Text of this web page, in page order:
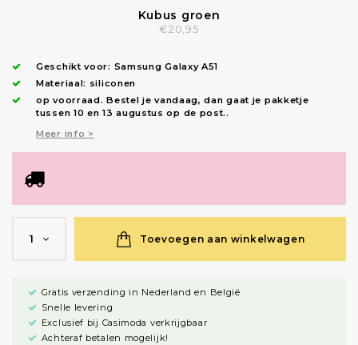
Kubus groen
€20,95
Geschikt voor: Samsung Galaxy A51
Materiaal: siliconen
op voorraad.Bestel je vandaag, dan gaat je pakketje
tussen 10 en 13 augustus op de post..
Meer info >
1 Toevoegen aan winkelwagen
Gratis verzending in Nederland en België
Snelle levering
Exclusief bij Casimoda verkrijgbaar
Achteraf betalen mogelijk!